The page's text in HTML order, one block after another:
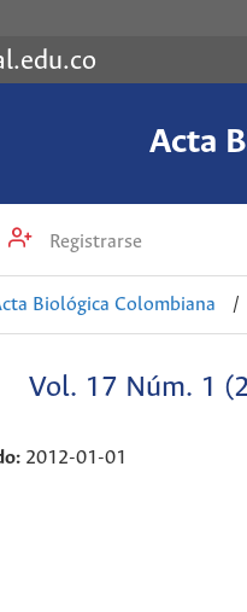
Acta
Registrarse
Biológica Colombiana /
Vol. 17 Núm. 1
2012-01-01